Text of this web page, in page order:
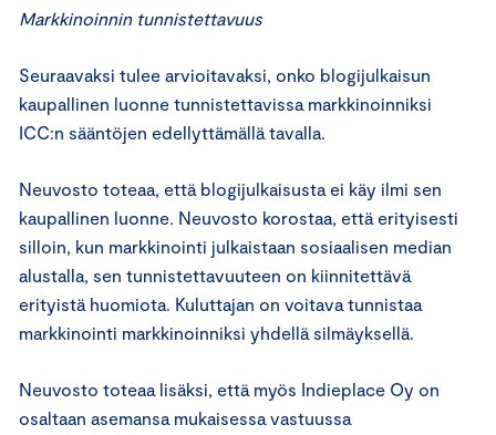
Markkinoinnin tunnistettavuus
Seuraavaksi tulee arvioitavaksi, onko blogijulkaisun
kaupallinen luonne tunnistettavissa markkinoinniksi
ICC:n sääntöjen edellyttämällä tavalla.
Neuvosto toteaa, että blogijulkaisusta ei käy ilmi sen
kaupallinen luonne. Neuvosto korostaa, että erityisesti
silloin, kun markkinointi julkaistaan sosiaalisen median
alustalla, sen tunnistettavuuteen on kiinnitettävä
erityistä huomiota. Kuluttajan on voitava tunnistaa
markkinointi markkinoinniksi yhdellä silmäyksellä.
Neuvosto toteaa lisäksi, että myös Indieplace Oy on
osaltaan asemansa mukaisessa vastuussa